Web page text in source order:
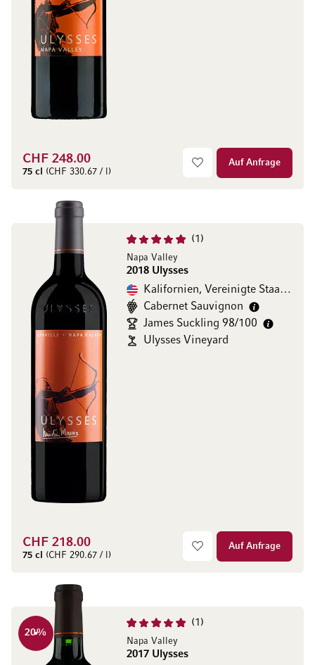
CHF 248.00
75 cl (CHF 330.67 / l)
Auf Anfrage
1
Napa Valley
2018 Ulysses
Kalifornien, Vereinigte Staaten
Cabernet Sauvignon
James Suckling 98/100
Ulysses Vineyard
CHF 218.00
75 cl (CHF 290.67 / l)
Auf Anfrage
1
Napa Valley
2017 Ulysses
20%